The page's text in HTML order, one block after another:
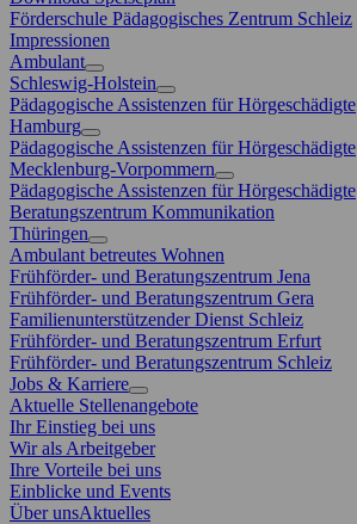
Förderschule Pädagogisches Zentrum Schleiz
Impressionen
Ambulant
Schleswig-Holstein
Pädagogische Assistenzen für Hörgeschädigte
Hamburg
Pädagogische Assistenzen für Hörgeschädigte
Mecklenburg-Vorpommern
Pädagogische Assistenzen für Hörgeschädigte
Beratungszentrum Kommunikation
Thüringen
Ambulant betreutes Wohnen
Frühförder- und Beratungszentrum Jena
Frühförder- und Beratungszentrum Gera
Familienunterstützender Dienst Schleiz
Frühförder- und Beratungszentrum Erfurt
Frühförder- und Beratungszentrum Schleiz
Jobs & Karriere
Aktuelle Stellenangebote
Ihr Einstieg bei uns
Wir als Arbeitgeber
Ihre Vorteile bei uns
Einblicke und Events
Über unsAktuelles